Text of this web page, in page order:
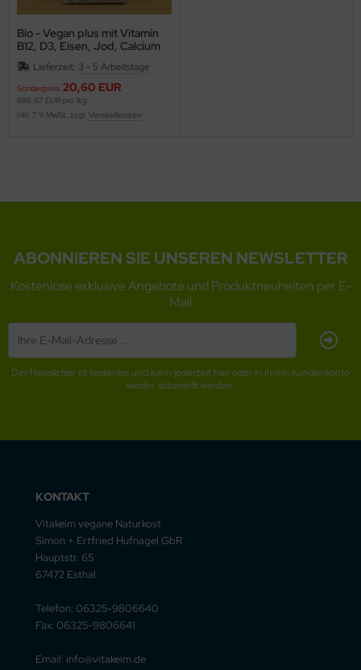
Bio - Vegan plus mit Vitamin
B12, D3, Eisen, Jod, Calcium
Lieferzeit: 3 - 5 Arbeitstage
Sonderpreis 20,60 EUR
686,67 EUR pro 1kg
inkl. 7 % MwSt. zzgl. Versandkosten
ABONNIEREN SIE UNSEREN NEWSLETTER
Kostenlose exklusive Angebote und Produktneuheiten per E-
Mail
Der Newsletter ist kostenlos und kann jederzeit hier oder in Ihrem Kundenkonto
wieder abbestellt werden.
KONTAKT
Vitakeim vegane Naturkost
Simon + Ertfried Hufnagel GbR
Hauptstr. 65
67472 Esthal
Telefon: 06325-9806640
Fax: 06325-9806641
Email: info@vitakeim.de